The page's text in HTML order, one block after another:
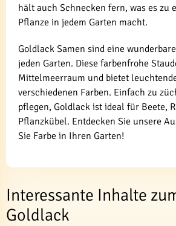
hält auch Schnecken fern, was es zu
Pflanze in jedem Garten macht.
Goldlack Samen sind eine
jeden Garten. Diese farbenfrohe
Mittelmeerraum und bietet
verschiedenen Farben. Einfach zu
pflegen, Goldlack ist ideal für Beete,
Pflanzkübel. Entdecken Sie unsere
Sie Farbe in Ihren Garten!
Interessante Inhalte
Goldlack